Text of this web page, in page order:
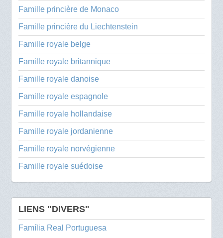
Famille princière de Monaco
Famille princière du Liechtenstein
Famille royale belge
Famille royale britannique
Famille royale danoise
Famille royale espagnole
Famille royale hollandaise
Famille royale jordanienne
Famille royale norvégienne
Famille royale suédoise
LIENS "DIVERS"
Família Real Portuguesa